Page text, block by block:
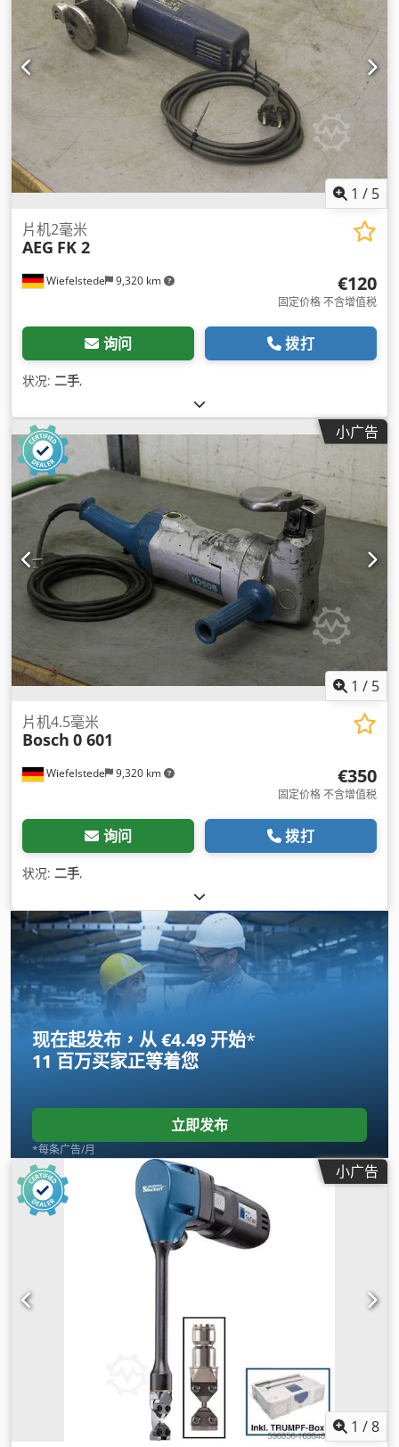
1 / 5
Wiefelstede 9,320 km
片机2毫米
AEG FK 2
€120
固定价格 不含增值税
询问 拨打
状况: 二手,
小广告
1 / 5
Wiefelstede 9,320 km
片机4.5毫米
Bosch 0 601
€350
固定价格 不含增值税
询问 拨打
状况: 二手,
现在起发布，从 €4.49 开始*
11 百万买家正等着您
立即发布
*每条广告/月
小广告
1 /8